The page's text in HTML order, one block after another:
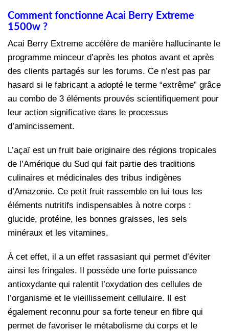
Comment fonctionne Acai Berry Extreme
1500w ?
Acai Berry Extreme accélère de manière hallucinante le
programme minceur d’après les photos avant et après
des clients partagés sur les forums. Ce n’est pas par
hasard si le fabricant a adopté le terme “extrême” grâce
au combo de 3 éléments prouvés scientifiquement pour
leur action significative dans le processus
d’amincissement.
L’açaï est un fruit baie originaire des régions tropicales
de l’Amérique du Sud qui fait partie des traditions
culinaires et médicinales des tribus indigènes
d’Amazonie. Ce petit fruit rassemble en lui tous les
éléments nutritifs indispensables à notre corps :
glucide, protéine, les bonnes graisses, les sels
minéraux et les vitamines.
Àcet effet, il a un effet rassasiant qui permet d’éviter
ainsi les fringales. Il possède une forte puissance
antioxydante qui ralentit l’oxydation des cellules de
l’organisme et le vieillissement cellulaire. Il est
également reconnu pour sa forte teneur en fibre qui
permet de favoriser le métabolisme du corps et le